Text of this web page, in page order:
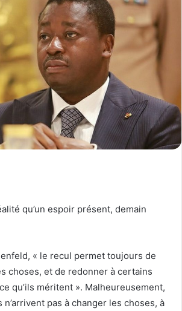
qu’un espoir présent, demain
« le recul permet toujours de
choses, et de redonner à certains
qu’ils méritent ». Malheureusement,
pas à changer les choses, à